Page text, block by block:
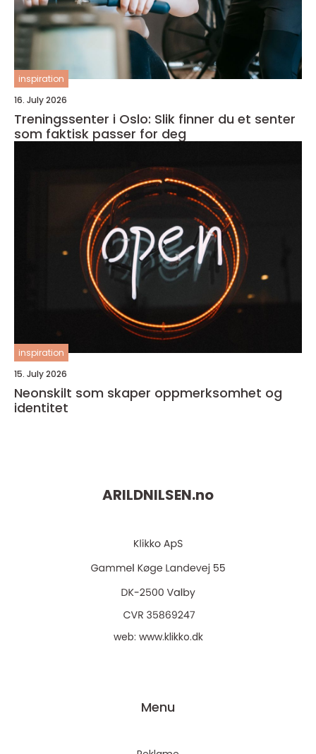
inspiration
16. July 2026
Treningssenter i Oslo: Slik finner du et senter
som faktisk passer for deg
inspiration
15. July 2026
Neonskilt som skaper oppmerksomhet og
identitet
ARILDNILSEN.no
web: www.klikko.dk
Menu